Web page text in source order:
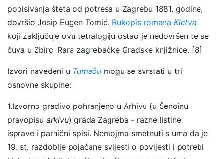
popisivanja šteta od potresa u Zagrebu 1881. godine,
dovršio Josip Eugen Tomić. Rukopis romana Kletva
koji zaključuje ovu tetralogiju ostao je nedovršen te se
čuva u Zbirci Rara zagrebačke Gradske knjižnice. [8]
Izvori navedeni u Tumaču mogu se svrstati u tri
osnovne skupine:
1.Izvorno gradivo pohranjeno u Arhivu (u Šenoinu
pravopisu arkivu) grada Zagreba - razne listine,
isprave i parnični spisi. Nemojmo smetnuti s uma da je
19. st. razdoblje pojačane svijesti o povijesti i potrebi